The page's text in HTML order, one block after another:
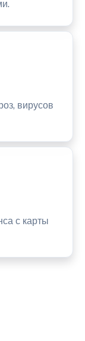
вирусов
с карты